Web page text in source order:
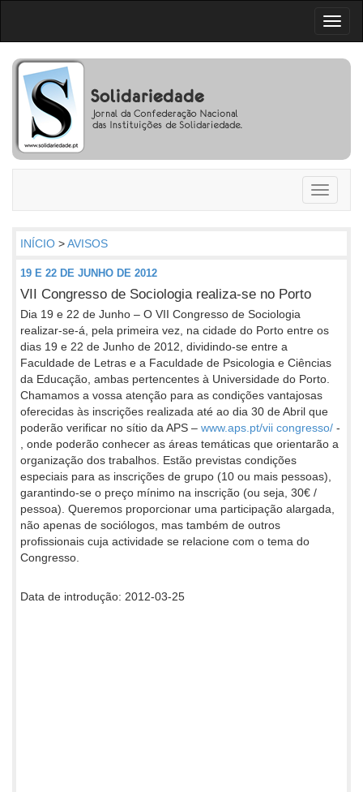
Toggle
INÍCIO >AVISOS
19 E 22 DE JUNHO DE 2012
VII Congresso de Sociologia realiza-se no Porto
Dia 19 e 22 de Junho – O VII Congresso de Sociologia
realizar-se-á, pela primeira vez, na cidade do Porto entre os
dias 19 e 22 de Junho de 2012, dividindo-se entre a
Faculdade de Letras e a Faculdade de Psicologia e Ciências
da Educação, ambas pertencentes à Universidade do Porto.
Chamamos a vossa atenção para as condições vantajosas
oferecidas às inscrições realizada até ao dia 30 de Abril que
poderão verificar no sítio da APS – www.aps.pt/vii congresso/ -
, onde poderão conhecer as áreas temáticas que orientarão a
organização dos trabalhos. Estão previstas condições
especiais para as inscrições de grupo (10 ou mais pessoas),
garantindo-se o preço mínimo na inscrição (ou seja, 30€ /
pessoa). Queremos proporcionar uma participação alargada,
não apenas de sociólogos, mas também de outros
profissionais cuja actividade se relacione com o tema do
Congresso.
Data de introdução: 2012-03-25